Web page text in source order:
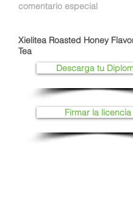
comentario especial
Xielitea Roasted Honey
Tea
Descarga tu
Firmar la licencia